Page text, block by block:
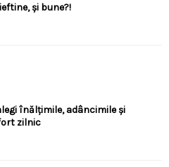
și bune?!
înălțimile, adâncimile și
zilnic